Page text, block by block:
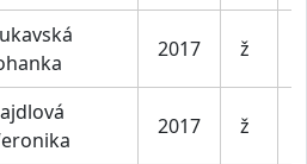
2017 ž
2017 ž